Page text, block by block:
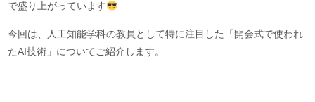
で盛り上がっています
今回は、人工知能学科の教員として特に注目した「開会式で使われ
たAI技術」についてご紹介します。